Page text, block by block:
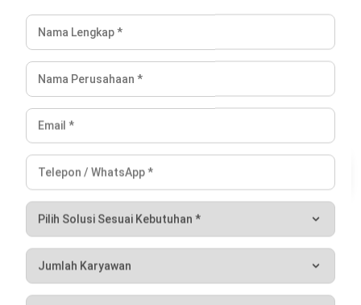
Download PDF
Kesimpulan
Berita acarastock opnamemerupakan elemen penting